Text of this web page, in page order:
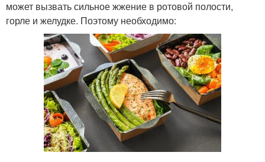
может вызвать сильное жжение в ротовой полости,
горле и желудке. Поэтому необходимо: